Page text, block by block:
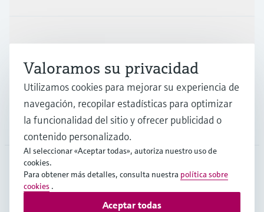
Soporte
Compañía
COL•Español
Valoramos su privacidad
Utilizamos cookies para mejorar su experiencia de
navegación, recopilar estadísticas para optimizar
la funcionalidad del sitio y ofrecer publicidad o
contenido personalizado.
Al seleccionar «Aceptar todas», autoriza nuestro uso de
cookies.
Para obtener más detalles, consulta nuestra política sobre
cookies .
Aceptar todas